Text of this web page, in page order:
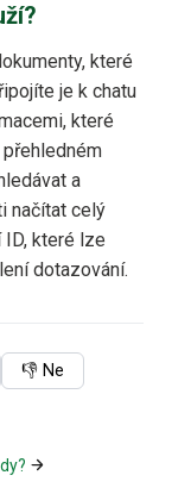
které
je k chatu
které
a
načítat celý
ID, které lze
dotazování.
👎 Ne